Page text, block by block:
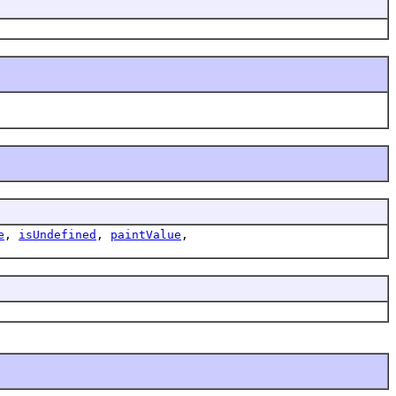
, isUndefined , paintValue ,